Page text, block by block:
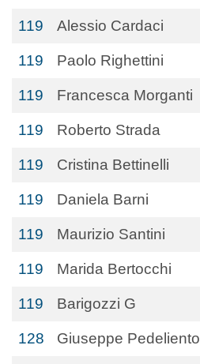
119 Alessio Cardaci
119 Paolo Righettini
119 Francesca Morganti
119 Roberto Strada
119 Cristina Bettinelli
119 Daniela Barni
119 Maurizio Santini
119 Marida Bertocchi
119 Barigozzi G
128 Giuseppe Pedeliento